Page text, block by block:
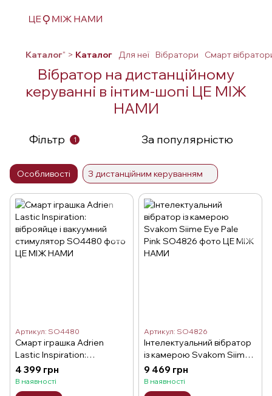
Каталог" > Каталог Для неї Вібратори Смарт
Вібратор на дистанційному
керуванні в інтим-шопі ЦЕ МІЖ
НАМИ
Фільтр 1 За популярністю
Особливості З дистанційним керуванням
Артикул: SO4480
Смарт іграшка Adrien
Lastic Inspiration:
віброяйце і вакуумний
стимулятор
4 399 грн
В наявності
Артикул: SO4826
Інтелектуальний вібратор
із камерою Svakom Siime
Eye Pale Pink
9 469 грн
В наявності